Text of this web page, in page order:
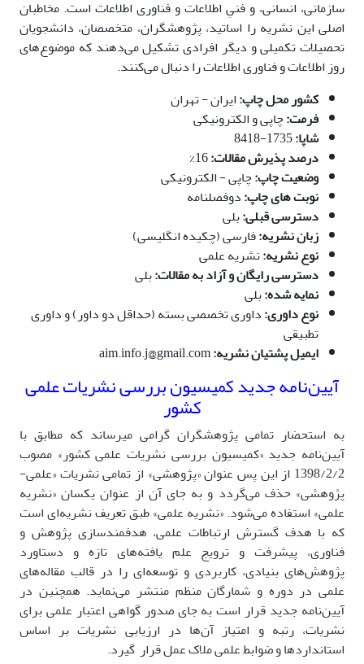
سازمانی، انسانی، و فنیِ اطلاعات و فناوری اطلاعات است. مخاطبان
اصلی این نشریه را اساتید، پژوهشگران، متخصصان، دانشجویان
تحصیلات تکمیلی و دیگر افرادی تشکیل می‌دهند که موضوع‌های
روز اطلاعات و فناوری اطلاعات را دنبال می‌کنند.
کشور محل چاپ:ایران - تهران
فرمت:چاپی و الکترونیکی
شاپا:1735-8418
درصد پذیرش مقالات:16%
وضعیت چاپ:چاپی - الکترونیکی
نوبت های چاپ:دوفصلنامه
دسترسی قبلی:بلی
زبان نشریه:فارسی (چکیده انگلیسی)
نوع نشریه:نشریه علمی
دسترسی رایگان و آزاد به مقالات:بلی
نمایه شده:بلی
نوع داوری:داوری تخصصی بسته (حداقل دو داور) و داوری
تطبیقی
ایمیل پشتیان نشریه:aim.info.j@gmail.com
آیین‌نامه جدید کمیسیون بررسی نشریات علمی
کشور
به استحضار تمامی پژوهشگران گرامی میرساند که مطابق با
آیین‌نامه جدید «کمیسیون بررسی نشریات علمی کشور» مصوب
1398/2/2 از این پس عنوان «پژوهشی» از تمامی نشریات «علمی-
پژوهشی» حذف می‌گردد و به جای آن از عنوان یکسان «نشریه
علمی» استفاده می‌شود. «نشریه علمی» طبق تعریف نشریه‌ای است
که با هدف گسترش ارتباطات علمی، هدفمندسازی پژوهش و
فناوری، پیشرفت و ترویج علم یافته‌های تازه و دستاورد
پژوهش‌های بنیادی، کاربردی و توسعه‌ای را در قالب مقاله‌های
علمی در دوره و شمارگان منظم منتشر می‌نماید. همچنین در
آیین‌نامه جدید قرار است به جای صدور گواهی اعتبار علمی برای
نشریات، رتبه و امتیاز آن‌ها در ارزیابی نشریات بر اساس
استانداردها و ضوابط علمی ملاک عمل قرار گیرد.